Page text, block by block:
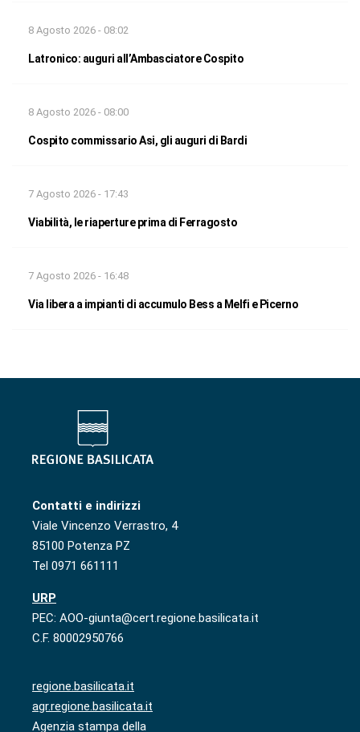
8 Agosto 2026 - 08:02
Latronico: auguri all’Ambasciatore Cospito
8 Agosto 2026 - 08:00
Cospito commissario Asi, gli auguri di Bardi
7 Agosto 2026 - 17:43
Viabilità, le riaperture prima di Ferragosto
7 Agosto 2026 - 16:48
Via libera a impianti di accumulo Bess a Melfi e Picerno
Contatti e indirizzi
Viale Vincenzo Verrastro, 4
85100 Potenza PZ
Tel 0971 661111
URP
PEC: AOO-giunta@cert.regione.basilicata.it
C.F. 80002950766
regione.basilicata.it
agr.regione.basilicata.it
Agenzia stampa della